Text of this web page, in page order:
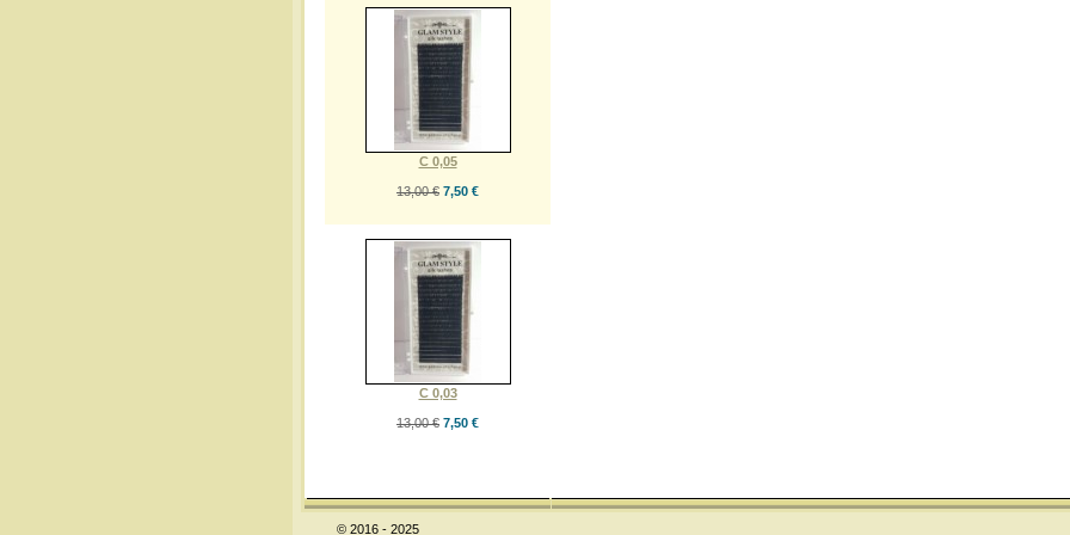
C 0,05
13,00 € 7,50 €
C 0,03
13,00 € 7,50 €
© 2016 - 2025